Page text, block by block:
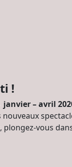
!
janvier – avril
plongez-vous